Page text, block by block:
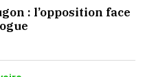
: l’opposition face